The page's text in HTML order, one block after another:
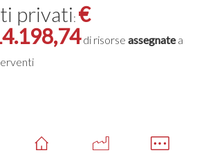
privati: €
di risorseassegnatea